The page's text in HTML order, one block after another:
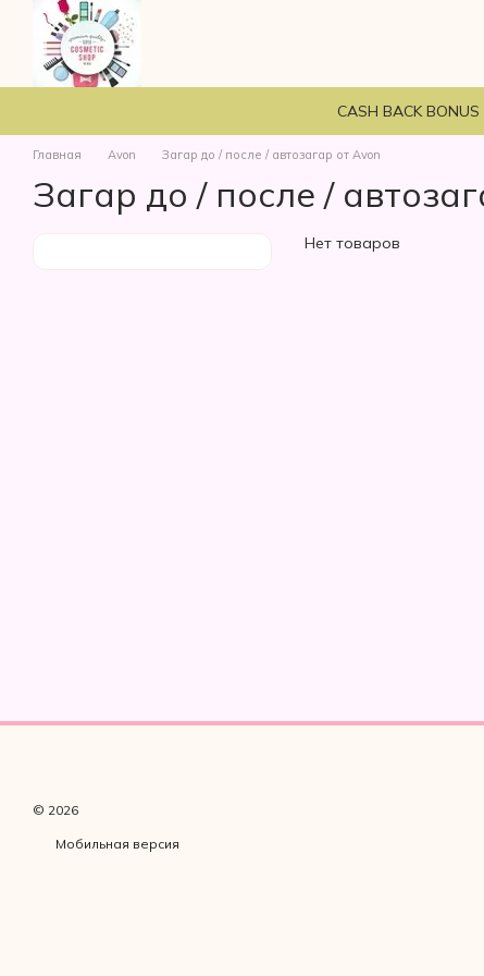
Перейти к основному контенту
CASH BACK BONUS
Главная Avon Загар до / после / автозагар от Avon
Загар до / после /
Нет товаров
© 2026
Мобильная версия